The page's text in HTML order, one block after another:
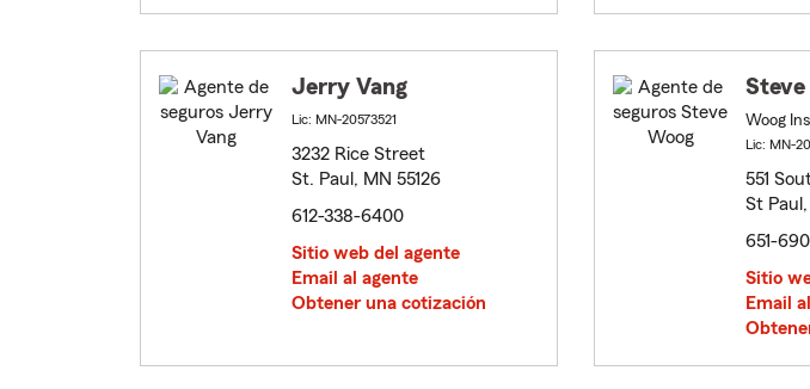
Jerry Vang
Lic: MN-20573521
3232 Rice Street
St. Paul, MN 55126
612-338-6400
Sitio web del agente
Email al agente
Obtener una cotización
Woog
Lic: MN-
551
St Paul,
651-
Sitio
Email